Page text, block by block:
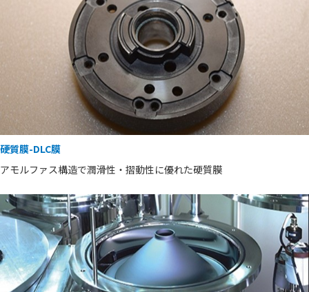
硬質膜-DLC膜
アモルファス構造で潤滑性・摺動性に優れた硬質膜